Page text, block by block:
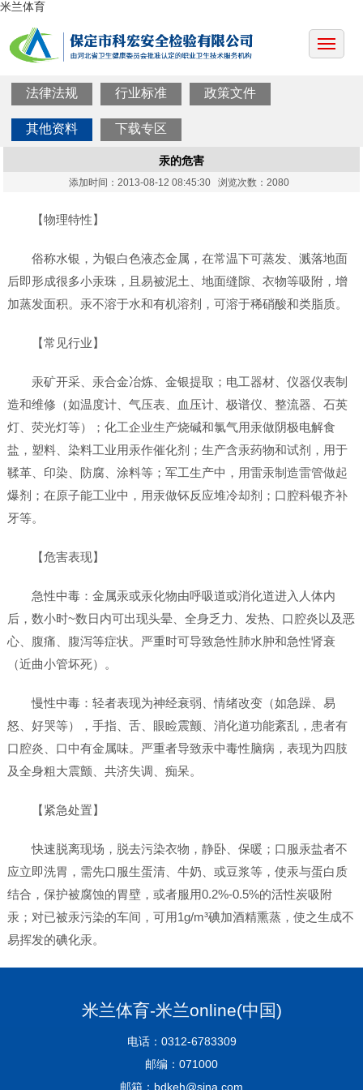
米兰体育
法律法规 行业标准 政策文件
其他资料 下载专区
汞的危害
添加时间：2013-08-12 08:45:30 浏览次数：2080
【物理特性】
俗称水银，为银白色液态金属，在常温下可蒸发、溅落地面
后即形成很多小汞珠，且易被泥土、地面缝隙、衣物等吸附，增
加蒸发面积。汞不溶于水和有机溶剂，可溶于稀硝酸和类脂质。
【常见行业】
汞矿开采、汞合金冶炼、金银提取；电工器材、仪器仪表制
造和维修（如温度计、气压表、血压计、极谱仪、整流器、石英
灯、荧光灯等）；化工企业生产烧碱和氯气用汞做阴极电解食
盐，塑料、染料工业用汞作催化剂；生产含汞药物和试剂，用于
鞣革、印染、防腐、涂料等；军工生产中，用雷汞制造雷管做起
爆剂；在原子能工业中，用汞做钚反应堆冷却剂；口腔科银齐补
牙等。
【危害表现】
急性中毒：金属汞或汞化物由呼吸道或消化道进入人体内
后，数小时~数日内可出现头晕、全身乏力、发热、口腔炎以及恶
心、腹痛、腹泻等症状。严重时可导致急性肺水肿和急性肾衰
（近曲小管坏死）。
慢性中毒：轻者表现为神经衰弱、情绪改变（如急躁、易
怒、好哭等），手指、舌、眼睑震颤、消化道功能紊乱，患者有
口腔炎、口中有金属味。严重者导致汞中毒性脑病，表现为四肢
及全身粗大震颤、共济失调、痴呆。
【紧急处置】
快速脱离现场，脱去污染衣物，静卧、保暖；口服汞盐者不
应立即洗胃，需先口服生蛋清、牛奶、或豆浆等，使汞与蛋白质
结合，保护被腐蚀的胃壁，或者服用0.2%-0.5%的活性炭吸附
汞；对已被汞污染的车间，可用1g/m³碘加酒精熏蒸，使之生成不
易挥发的碘化汞。
米兰体育-米兰online(中国)
电话：0312-6783309
邮编：071000
邮箱：bdkeh@sina.com